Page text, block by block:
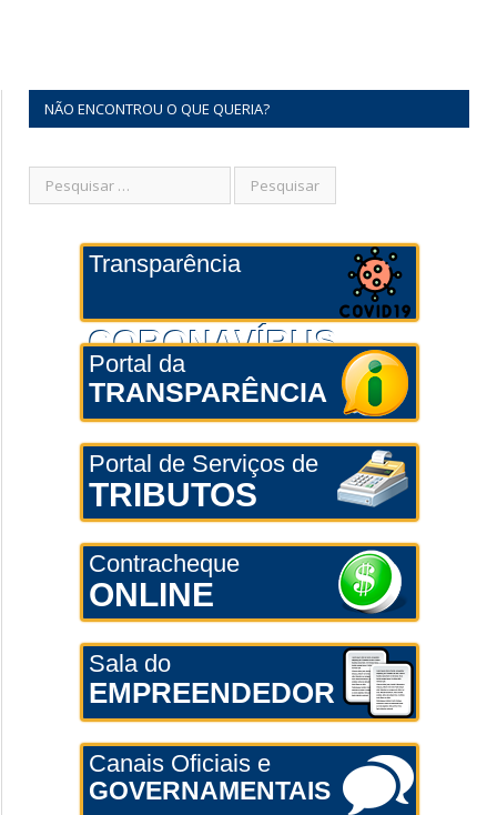
NÃO ENCONTROU O QUE QUERIA?
Transparência
CORONAVÍRUS
Portal da
TRANSPARÊNCIA
Portal de Serviços de
TRIBUTOS
Contracheque
ONLINE
Sala do
EMPREENDEDOR
Canais Oficiais e
GOVERNAMENTAIS